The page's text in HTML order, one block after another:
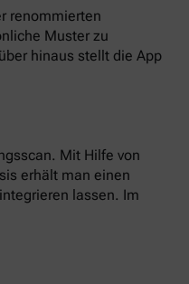
renommierten
Muster zu
hinaus stellt die App
Mit Hilfe von
erhält man einen
lassen. Im